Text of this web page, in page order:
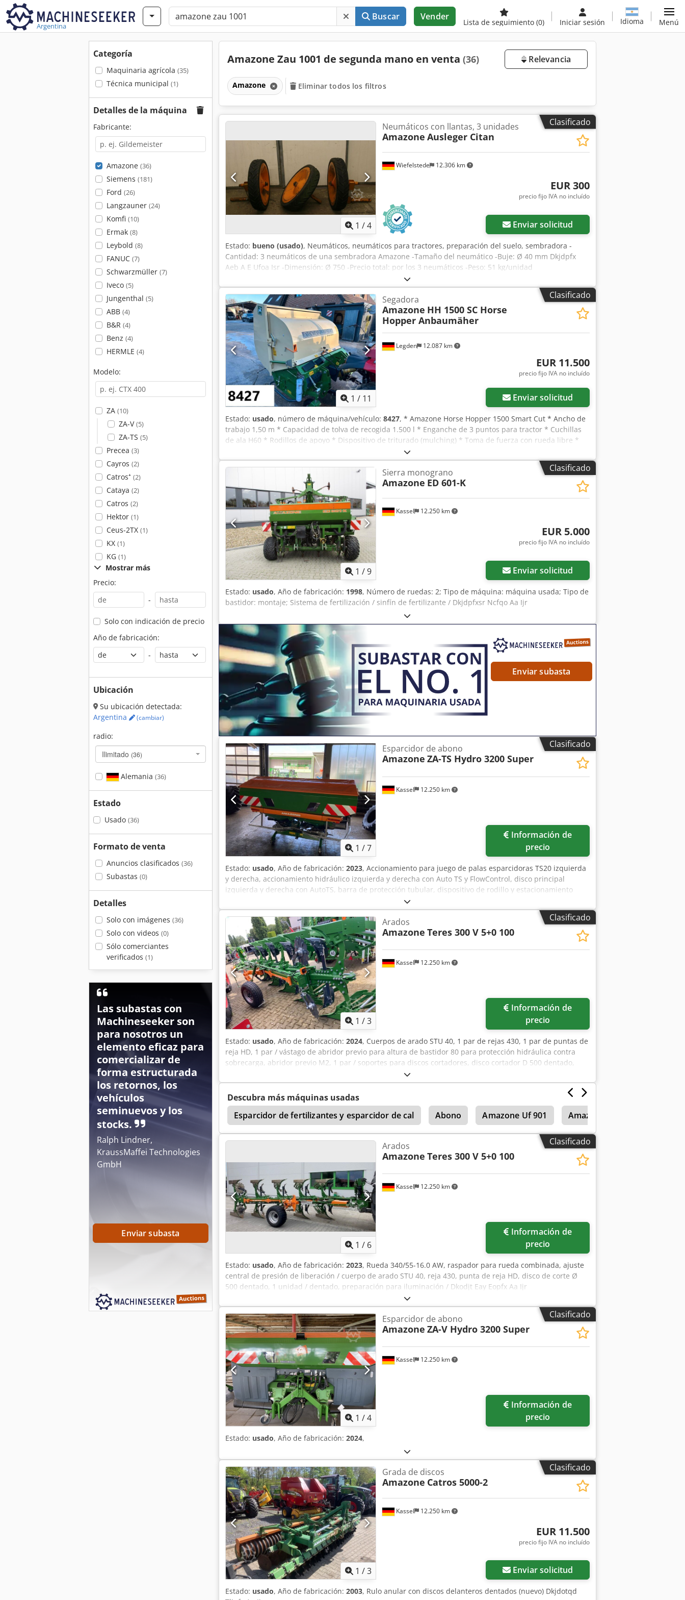
Argentina
Buscar Vender
Lista de seguimiento (0) Iniciar sesión Idioma Menú
Categoría
Maquinaria agrícola (35)
Técnica municipal (1)
Detalles de la máquina
Fabricante:
Amazone (36)
Siemens (181)
Ford (26)
Langzauner (24)
Komfi (10)
Ermak (8)
Leybold (8)
FANUC (7)
Schwarzmüller (7)
Iveco (5)
Jungenthal (5)
ABB (4)
B&R (4)
Benz (4)
HERMLE (4)
Modelo:
ZA (10)
ZA-V(5)
ZA-TS (5)
Precea (3)
Cayros (2)
Catros⁺ (2)
Cataya (2)
Catros (2)
Hektor (1)
Ceus-2TX (1)
KX (1)
KG (1)
Mostrar más
Precio:
-
Solo con indicación de precio
Año de fabricación:
-
Ubicación
Su ubicación detectada:
Argentina
(cambiar)
radio:
Ilimitado (36)
Alemania (36)
Estado
Usado (36)
Formato de venta
Anuncios clasificados (36)
Subastas (0)
Detalles
Solo con imágenes (36)
Solo con videos (0)
Sólo comerciantes
verificados (1)
Las subastas con
Machineseeker son
para nosotros un
elemento eficaz para
comercializar de
forma estructurada
los retornos, los
vehículos
seminuevos y los
stocks.
Ralph Lindner,
KraussMaffei Technologies
GmbH
Enviar subasta
Amazone Zau 1001 de segunda mano en venta (36) Relevancia
Amazone Eliminar todos los filtros
Clasificado
1 /4
Wiefelstede 12.306 km
Neumáticos con llantas, 3 unidades
Amazone Ausleger Citan
EUR 300
precio fijo IVA no incluído
Enviar solicitud
Estado: bueno (usado), Neumáticos, neumáticos para tractores, preparación del suelo, sembradora -
Cantidad: 3 neumáticos de una sembradora Amazone -Tamaño del neumático -Buje: Ø 40 mm Dkjdpfx
Aeb A E Ufoa Isr -Dimensión: Ø 750 -Precio total: por los 3 neumáticos -Peso: 51 kg/unidad
Clasificado
1 / 11
Legden 12.087 km
Segadora
Amazone HH 1500 SC Horse
Hopper Anbaumäher
EUR 11.500
precio fijo IVA no incluído
Enviar solicitud
Estado: usado, número de máquina/vehículo: 8427, * Amazone Horse Hopper 1500 Smart Cut * Ancho de
trabajo 1,50 m * Capacidad de tolva de recogida 1.500 l * Enganche de 3 puntos para tractor * Cuchillas
de ala H60 * Rodillos de apoyo * Dispositivo de triturado (mulching) * Toma de fuerza con rueda libre *
Tolva de recogida con vaciado hidráulico del suelo * Velocidad de rotación 2.650 rpm * Indicador de nivel
de llenado -----Número interno de vehículo: 8427 ¡Soporte por WhatsApp disponible! Si tiene preguntas
sobre la máquina o necesita más información, no dude en escribirnos cómodamente por WhatsApp.
Dodpfsrhy H Rex Aa Iekr Whatsapp Whatsapp ----Sujeto a errores y venta previa.
Clasificado
1 /9
Kassel 12.250 km
Sierra monograno
Amazone ED 601-K
EUR 5.000
precio fijo IVA no incluído
Enviar solicitud
Estado: usado, Año de fabricación: 1998, Número de ruedas: 2; Tipo de máquina: máquina usada; Tipo de
bastidor: montaje; Sistema de fertilización / sinfín de fertilizante / Dkjdpfxsr Ncfqo Aa Ijr
Enviar subasta
Clasificado
1 /7
Kassel 12.250 km
Esparcidor de abono
Amazone ZA-TS Hydro 3200 Super
precio
Estado: usado, Año de fabricación: 2023, Accionamiento para juego de palas esparcidoras TS20 izquierda
y derecha, accionamiento hidráulico izquierda y derecha con Auto TS y FlowControl, disco principal
izquierda y derecha con AutoTS, barra de protección tubular, dispositivo de rodillo y estacionamiento
abatible, iluminación de trabajo, sensor de inclinación para sistema de pesaje, 16 unidades EasyCheck.
Dkjdjt A Tzwjpfx Aa Isr
Clasificado
1 /3
Kassel 12.250 km
Arados
Amazone Teres 300 V 5+0 100
precio
Estado: usado, Año de fabricación: 2024, Cuerpos de arado STU 40, 1 par de rejas 430, 1 par de puntas de
reja HD, 1 par / vástago de abridor previo para altura de bastidor 80 para protección hidráulica contra
sobrecarga, abridor previo M2, 1 par / soportes para discos cortadores, disco cortador D 500 dentado,
protectores de apoyo, 1 par / montaje de cuerpo con Dkedjt A Udyspfx Aa Ior
Descubra más máquinas usadas
Esparcidor de fertilizantes y esparcidor de cal
Abono Amazone Uf 901 Amazone Uf 1501
Amazone Uf 1501 Amazone Uf 1201
Clasificado
1 / 6
Kassel 12.250 km
Arados
Amazone Teres 300 V 5+0 100
precio
Estado: usado, Año de fabricación: 2023, Rueda 340/55-16.0 AW, raspador para rueda combinada, ajuste
central de presión de liberación / cuerpo de arado STU 40, reja 430, punta de reja HD, disco de corte Ø
500 dentado, 1 unidad / dentado, preparación para iluminación / Dkodjt Eay Eopfx Aa Ijr
Clasificado
1 /4
Kassel 12.250 km
Esparcidor de abono
Amazone ZA-V Hydro 3200 Super
precio
Estado: usado, Año de fabricación: 2024,
Clasificado
1 /3
Kassel 12.250 km
Grada de discos
Amazone Catros 5000-2
EUR 11.500
precio fijo IVA no incluído
Enviar solicitud
Estado: usado, Año de fabricación: 2003, Rulo anular con discos delanteros dentados (nuevo) Dkjdotqd